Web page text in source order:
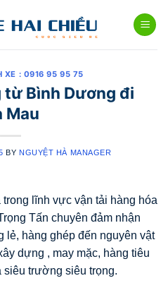
XE : 0916 95 95 75
từ Bình Dương đi
Mau
BY NGUYỆT HÀ MANAGER
lĩnh vực vận tải hàng hóa
Tấn chuyên đảm nhận
lẻ, hàng ghép đến nguyên vật
dựng , may mặc, hàng tiêu
siêu trường siêu trọng.